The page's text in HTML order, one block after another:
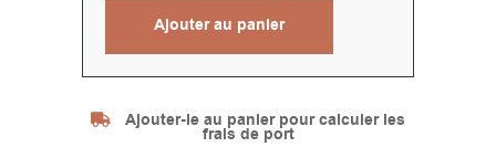
Ajouter au panier
Ajouter-le au panier pour calculer les
frais de port